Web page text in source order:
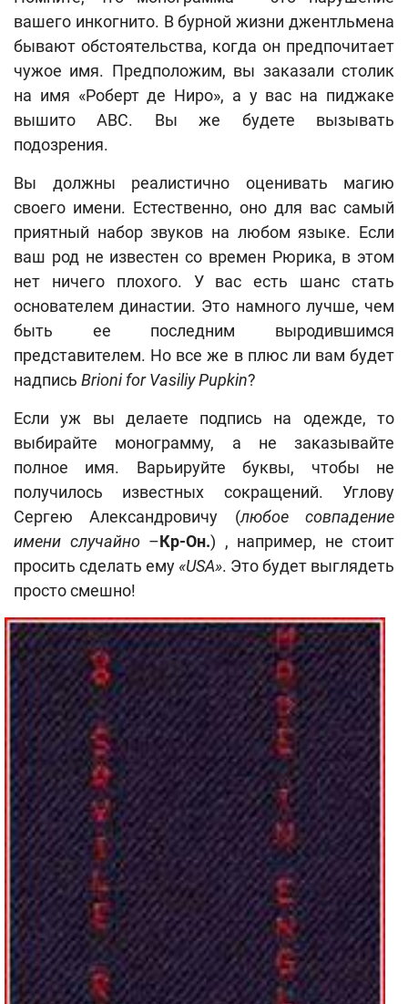
вашего инкогнито. В бурной жизни джентльмена
бывают обстоятельства, когда он предпочитает
чужое имя. Предположим, вы заказали столик
на имя «Роберт де Ниро», а у вас на пиджаке
вышито ABC. Вы же будете вызывать
подозрения.
Вы должны реалистично оценивать магию
своего имени. Естественно, оно для вас самый
приятный набор звуков на любом языке. Если
ваш род не известен со времен Рюрика, в этом
нет ничего плохого. У вас есть шанс стать
основателем династии. Это намного лучше, чем
быть ее последним выродившимся
представителем. Но все же в плюс ли вам будет
надпись Brioni for Vasiliy Pupkin?
Если уж вы делаете подпись на одежде, то
выбирайте монограмму, а не заказывайте
полное имя. Варьируйте буквы, чтобы не
получилось известных сокращений. Углову
Сергею Александровичу (любое совпадение
имени случайно–Кр-Он.) , например, не стоит
просить сделать ему «USA». Это будет выглядеть
просто смешно!